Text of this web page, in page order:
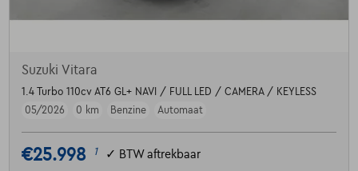
Suzuki Vitara
1.4 Turbo 110cv AT6 GL+ NAVI / FULL LED / CAMERA / KEYLESS
05/2026
0 km Benzine Automaat
€25.998 1 ✓ BTW aftrekbaar